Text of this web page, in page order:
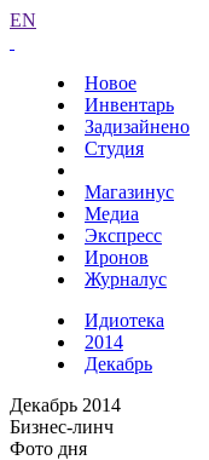
EN
Новое
Инвентарь
Задизайнено
Студия
Магазинус
Медиа
Экспресс
Иронов
Журналус
Идиотека
2014
Декабрь
Декабрь 2014
Бизнес-линч
Фото дня